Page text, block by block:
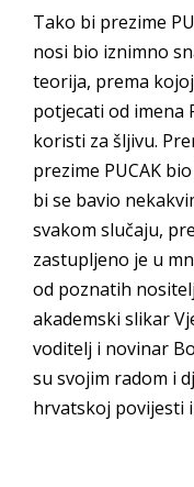
Tako bi prezime
nosi bio iznimno
teorija, prema
potjecati od imena
koristi za šljivu.
prezime PUCAK
bi se bavio
svakom slučaju,
zastupljeno je u
od poznatih
akademski slikar
voditelj i novinar
su svojim radom i
hrvatskoj povijesti